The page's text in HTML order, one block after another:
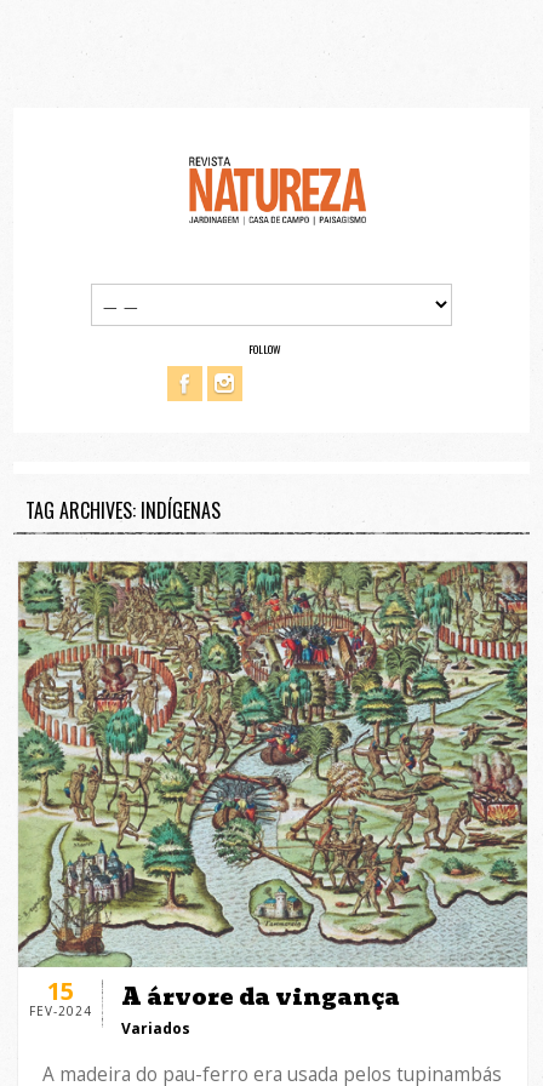
FOLLOW
TAG ARCHIVES: INDÍGENAS
15
FEV-2024 A árvore da vingança
Variados
A madeira do pau-ferro era usada pelos tupinambás